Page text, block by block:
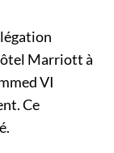
Marriott à
VI
Ce